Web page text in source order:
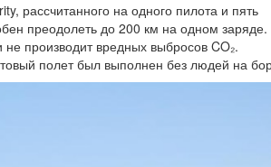
рассчитанного на одного пилота и пять
преодолеть до 200 км на одном заряде.
производит вредных выбросов CO₂.
полет был выполнен без людей на